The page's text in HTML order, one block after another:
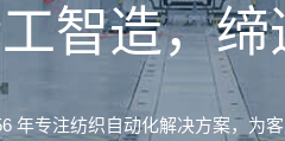
智造，缔
年专注纺织自动化解决方案，为